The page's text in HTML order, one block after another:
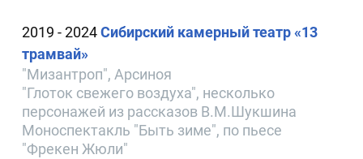
2019 - 2024Сибирский камерный театр «13
трамвай»
"Мизантроп", Арсиноя
"Глоток свежего воздуха", несколько
персонажей из рассказов В.М.Шукшина
Моноспектакль "Быть зиме", по пьесе
"Фрекен Жюли"